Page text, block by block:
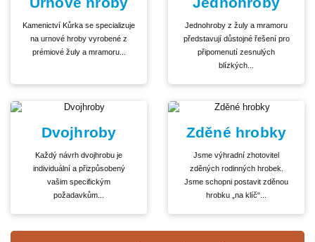
Kamenictví Kůrka se specializuje
na urnové hroby vyrobené z
prémiové žuly a mramoru...
Jednohroby z žuly a mramoru
představují důstojné řešení pro
připomenutí zesnulých
blízkých...
Dvojhroby
Každý návrh dvojhrobu je
individuální a přizpůsobený
vašim specifickým
požadavkům...
Zděné hrobky
Jsme výhradní zhotovitel
zděných rodinných hrobek.
Jsme schopni postavit zděnou
hrobku „na klíč“...